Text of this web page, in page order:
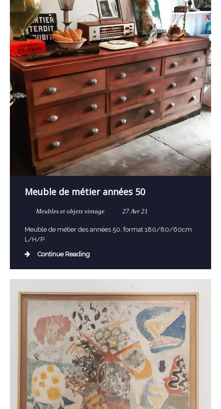
Meuble de métier années 50
Meubles et objets vintage 27 Avr 21
Meuble de métier des années 50, format 180/80/60cm
L/H/P
Continue Reading